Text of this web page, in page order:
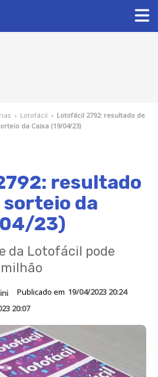
› Lotofácil › Lotofácil 2792: resultado de
da Caixa (19/04/23)
resultado
sorteio da
23)
da Lotofácil pode
Publicado em 19/04/2023 20:24
20:07